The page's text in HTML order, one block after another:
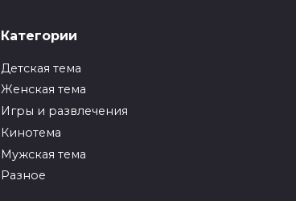
Как упаковать вещи
0
Как вырастить ананас
из верхушки в
Категории
Детская тема
Женская тема
Игры и развлечения
Кинотема
Мужская тема
Разное